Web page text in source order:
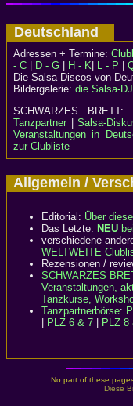
Deutschland
Adressen + Termine:
- C
D - G H - K L - P
Die Salsa-Discos von
Bildergalerie: die Salsa-
SCHWARZES
Tanzpartner| Salsa-
Veranstaltungen in
zur Clubliste
Allgemein /
Editorial: Über
Das Letzte: NEU
verschiedene
WELTWEITE
Rezensionen /
SCHWARZES
Veranstaltungen,
Tanzkurse,
Tanzpartnerbörse:
PLZ 6 & 7 PLZ 8
No part of these
Diese